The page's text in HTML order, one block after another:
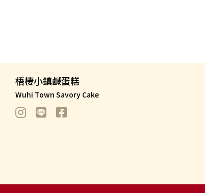
梧棲小鎮鹹蛋糕
Wuhi Town Savory Cake